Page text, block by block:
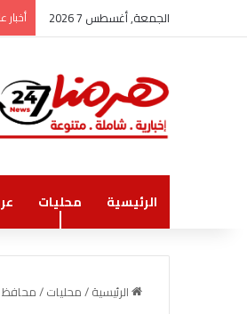
الجمعة, أغسطس 7 2026 أخبار
الرئيسية محليات
الرئيسية/محليات/محافظ